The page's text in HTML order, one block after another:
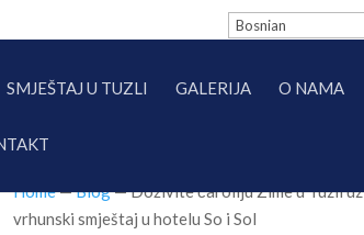
SMJEŠTAJ U TUZLI GALERIJA O NAMA
Home—Blog—Doživite čaroliju Zime u Tuzli uz
vrhunski smještaj u hotelu So i Sol